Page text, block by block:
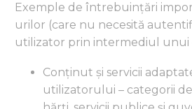
Exemple de întrebuințări
urilor (care nu necesită
utilizator prin intermediul unui
Conținut și servicii
utilizatorului – categorii